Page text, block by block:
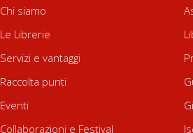
Chi siamo
Le Librerie
Servizi e vantaggi
Raccolta punti
Eventi
Collaborazioni e Festival